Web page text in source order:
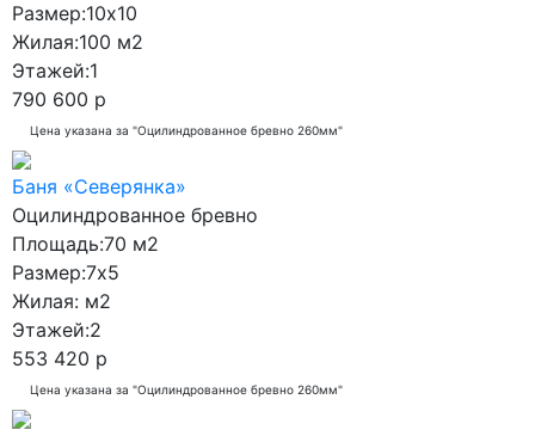
Размер:10x10
Жилая:100 м2
Этажей:1
790 600 р
Цена указана за "Оцилиндрованное бревно 260мм"
Баня «Северянка»
Оцилиндрованное бревно
Площадь:70 м2
Размер:7x5
Жилая: м2
Этажей:2
553 420 р
Цена указана за "Оцилиндрованное бревно 260мм"